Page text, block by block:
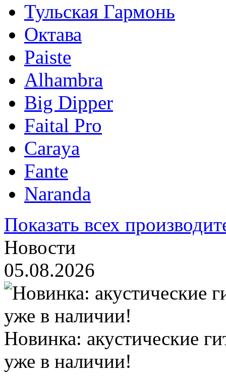
Тульская Гармонь
Октава
Paiste
Alhambra
Big Dipper
Faital Pro
Caraya
Fante
Naranda
Показать всех
Новости
05.08.2026
Новинка: акустические
уже в наличии!